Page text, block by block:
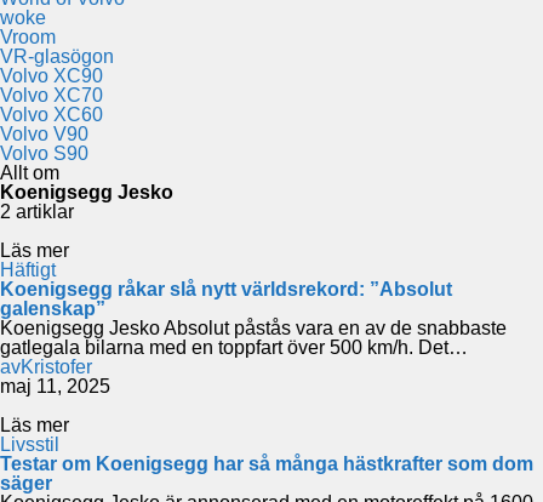
woke
Vroom
VR-glasögon
Volvo XC90
Volvo XC70
Volvo XC60
Volvo V90
Volvo S90
Allt om
Koenigsegg Jesko
2 artiklar
Läs mer
Häftigt
Koenigsegg råkar slå nytt världsrekord: ”Absolut
galenskap”
Koenigsegg Jesko Absolut påstås vara en av de snabbaste
gatlegala bilarna med en toppfart över 500 km/h. Det…
avKristofer
maj 11, 2025
Läs mer
Livsstil
Testar om Koenigsegg har så många hästkrafter som dom
säger